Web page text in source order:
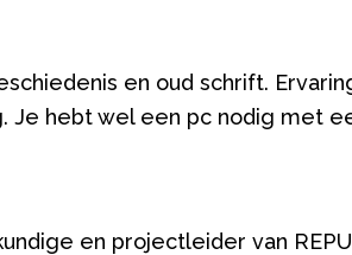
en oud schrift.
Je hebt wel een pc nodig met
en projectleider van